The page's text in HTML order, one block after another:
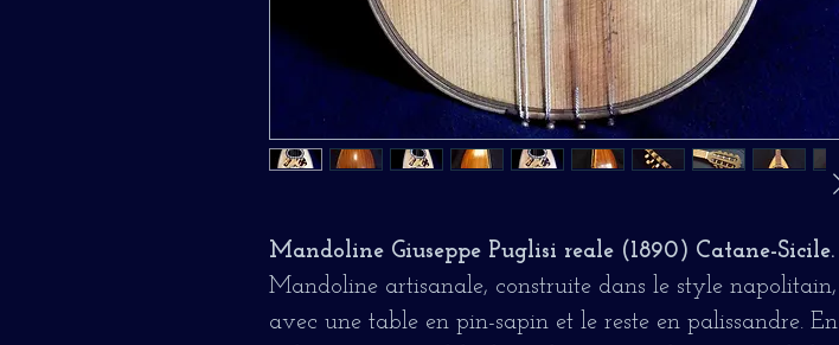
Mandoline Giuseppe Puglisi reale (1890) Catane-Sicile.
Mandoline artisanale, construite dans le style napolitain,
avec une table en pin-sapin et le reste en palissandre. En